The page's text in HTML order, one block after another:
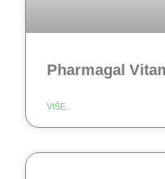
Pharmagal
VIŠE..